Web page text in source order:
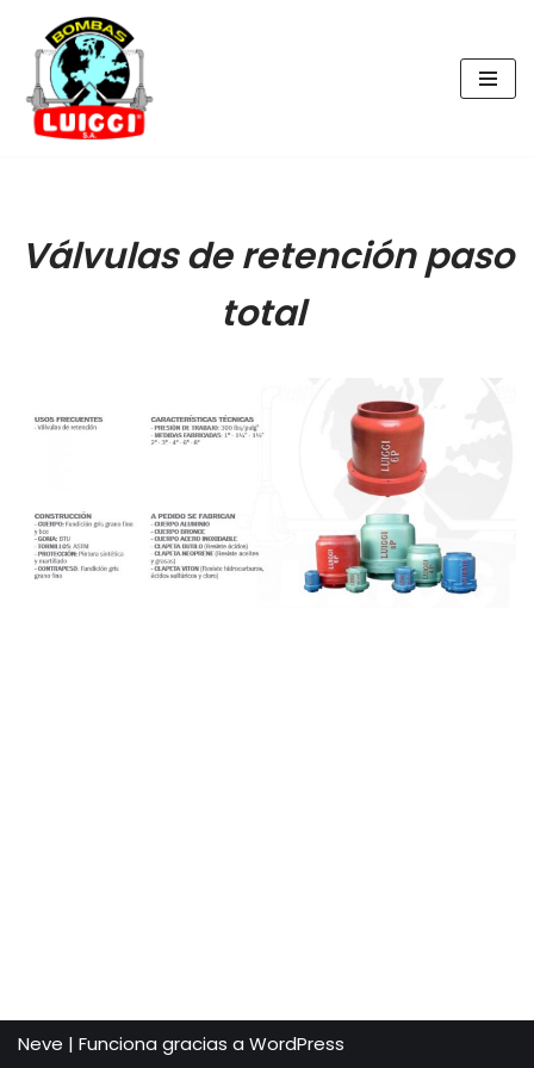
Saltar
al
contenido
Válvulas de retención paso
total
Neve | Funciona gracias a WordPress